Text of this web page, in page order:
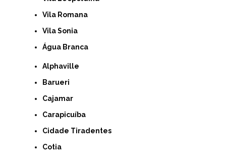
Vila Romana
Vila Sonia
Água Branca
Alphaville
Barueri
Cajamar
Carapicuíba
Cidade Tiradentes
Cotia